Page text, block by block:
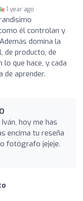
1 year ago
él controlan y
domina la
de producto, de
que hace, y cada
de aprender.
hoy me has
encima tu reseña
fotógrafo jejeje.